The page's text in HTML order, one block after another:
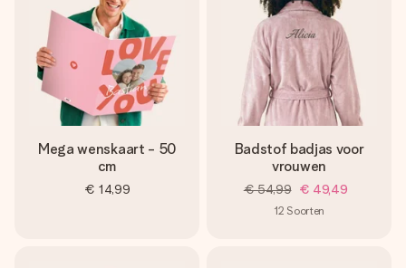
Mega wenskaart - 50
cm
€ 14,99
Badstof badjas voor
vrouwen
€ 54,99 € 49,49
12 Soorten